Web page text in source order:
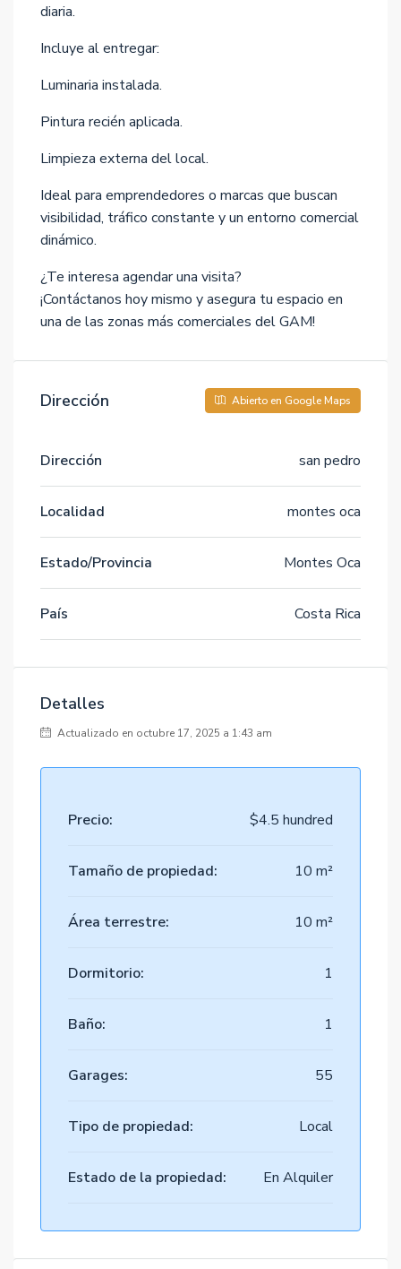
diaria.
Incluye al entregar:
Luminaria instalada.
Pintura recién aplicada.
Limpieza externa del local.
Ideal para emprendedores o marcas que buscan
visibilidad, tráfico constante y un entorno comercial
dinámico.
¿Te interesa agendar una visita?
¡Contáctanos hoy mismo y asegura tu espacio en
una de las zonas más comerciales del GAM!
Dirección Abierto en Google Maps
Dirección san pedro
Localidad montes oca
Estado/Provincia Montes Oca
País Costa Rica
Detalles
Actualizado en octubre 17, 2025 a 1:43 am
Precio: $4.5 hundred
Tamaño de propiedad: 10 m²
Área terrestre: 10 m²
Dormitorio: 1
Baño: 1
Garages: 55
Tipo de propiedad: Local
Estado de la propiedad: En Alquiler